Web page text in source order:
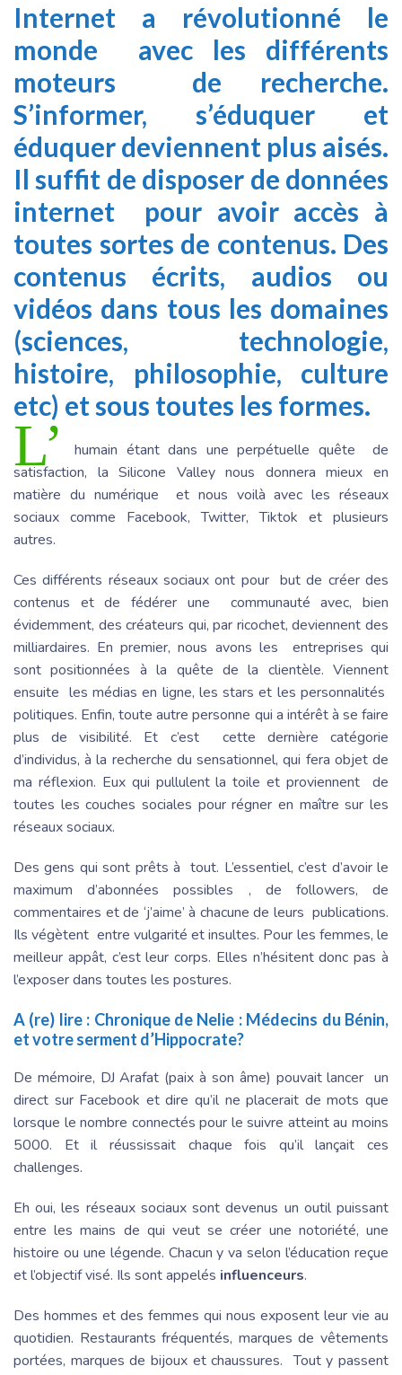
Internet a révolutionné le
monde avec les différents
moteurs de recherche.
S’informer, s’éduquer et
éduquer deviennent plus aisés.
Il suffit de disposer de données
internet pour avoir accès à
toutes sortes de contenus. Des
contenus écrits, audios ou
vidéos dans tous les domaines
(sciences, technologie,
histoire, philosophie, culture
etc) et sous toutes les formes.
L’
humain étant dans une perpétuelle quête de
satisfaction, la Silicone Valley nous donnera mieux en
matière du numérique et nous voilà avec les réseaux
sociaux comme Facebook, Twitter, Tiktok et plusieurs
autres.
Ces différents réseaux sociaux ont pour but de créer des
contenus et de fédérer une communauté avec, bien
évidemment, des créateurs qui, par ricochet, deviennent des
milliardaires. En premier, nous avons les entreprises qui
sont positionnées à la quête de la clientèle. Viennent
ensuite les médias en ligne, les stars et les personnalités
politiques. Enfin, toute autre personne qui a intérêt à se faire
plus de visibilité. Et c’est cette dernière catégorie
d’individus, à la recherche du sensationnel, qui fera objet de
ma réflexion. Eux qui pullulent la toile et proviennent de
toutes les couches sociales pour régner en maître sur les
réseaux sociaux.
Des gens qui sont prêts à tout. L’essentiel, c’est d’avoir le
maximum d’abonnées possibles , de followers, de
commentaires et de ‘j’aime’ à chacune de leurs publications.
Ils végètent entre vulgarité et insultes. Pour les femmes, le
meilleur appât, c’est leur corps. Elles n’hésitent donc pas à
l’exposer dans toutes les postures.
A (re) lire : Chronique de Nelie : Médecins du Bénin,
et votre serment d’Hippocrate?
De mémoire, DJ Arafat (paix à son âme) pouvait lancer un
direct sur Facebook et dire qu’il ne placerait de mots que
lorsque le nombre connectés pour le suivre atteint au moins
5000. Et il réussissait chaque fois qu’il lançait ces
challenges.
Eh oui, les réseaux sociaux sont devenus un outil puissant
entre les mains de qui veut se créer une notoriété, une
histoire ou une légende. Chacun y va selon l’éducation reçue
et l’objectif visé. Ils sont appelés influenceurs.
Des hommes et des femmes qui nous exposent leur vie au
quotidien. Restaurants fréquentés, marques de vêtements
portées, marques de bijoux et chaussures. Tout y passent